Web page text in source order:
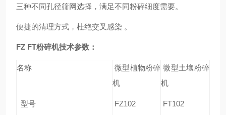
三种不同孔径筛网选择，满足不同粉碎细度需要。
便捷的清理方式，杜绝交叉感染 。
FZ FT粉碎机技术参数：
名称
微型植物粉碎
机
微型土壤粉碎
机
型号 FZ102 FT102